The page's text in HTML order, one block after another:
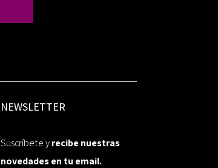
NEWSLETTER
Suscríbete yrecibe nuestras
novedades en tu email.